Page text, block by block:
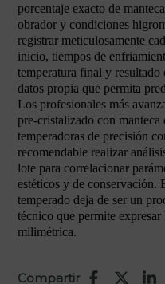
porcentaje exacto de
obrador y condiciones
registrar meticulosamente
inicio, tiempos de
temperatura final y resultado
datos propia que permita
Los profesionales más
pre-cristalizado con
temperadoras de precisión
recomendable realizar
lote para correlacionar
estéticos y de conservación.
temperado deja de ser un
técnico que permite expresar
milimétrica.
Compartir